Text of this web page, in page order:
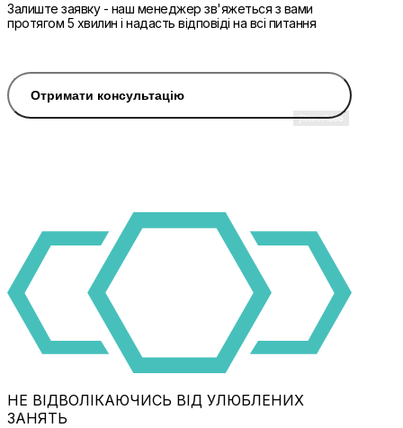
Залиште заявку - наш менеджер зв'яжеться з вами
протягом 5 хвилин і надасть відповіді на всі питання
Отримати консультацію
НЕ ВІДВОЛІКАЮЧИСЬ ВІД УЛЮБЛЕНИХ
ЗАНЯТЬ